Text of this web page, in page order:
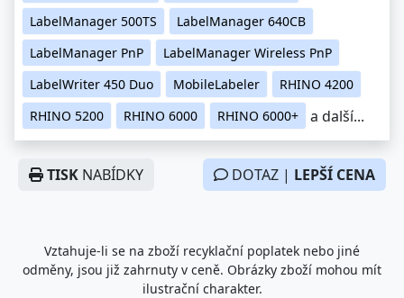
LabelManager 500TS
LabelManager 640CB
LabelManager PnP
LabelManager Wireless PnP
LabelWriter 450 Duo
MobileLabeler
RHINO 4200
RHINO 5200
RHINO 6000 RHINO 6000+ a další...
TISK NABÍDKY DOTAZ | LEPŠÍ CENA
Vztahuje-li se na zboží recyklační poplatek nebo jiné
odměny, jsou již zahrnuty v ceně. Obrázky zboží mohou mít
ilustrační charakter.